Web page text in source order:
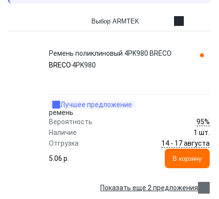
Выбор ARMTEK
Ремень поликлиновый 4PK980 BRECO
BRECO 4PK980
Лучшее предложение
ремень
Вероятность
95%
Наличие
1 шт.
Отгрузка
14 - 17 августа
5.06 p.
В корзину
Показать еще 2 предложения